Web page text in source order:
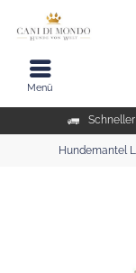
Menü
Hundemantel